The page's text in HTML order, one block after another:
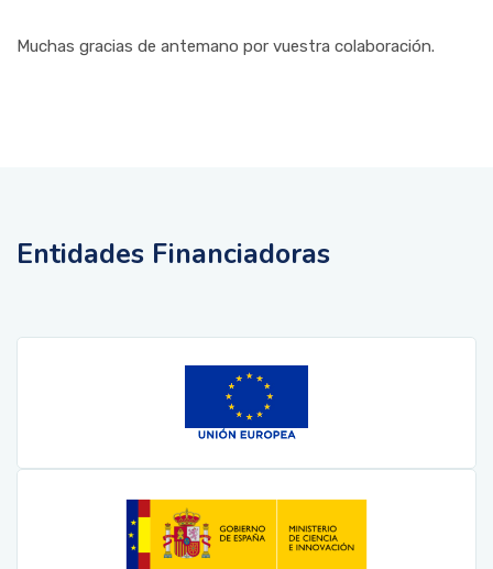
Muchas gracias de antemano por vuestra colaboración.
Entidades Financiadoras